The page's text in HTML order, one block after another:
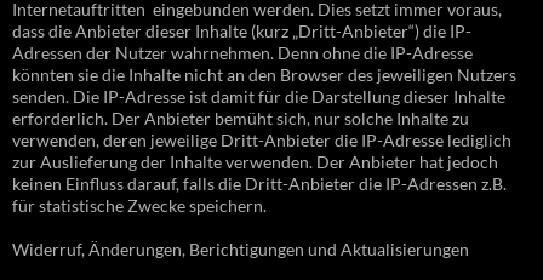
Internetauftritten eingebunden werden. Dies setzt immer voraus,
dass die Anbieter dieser Inhalte (kurz „Dritt-Anbieter“) die IP-
Adressen der Nutzer wahrnehmen. Denn ohne die IP-Adresse
könnten sie die Inhalte nicht an den Browser des jeweiligen Nutzers
senden. Die IP-Adresse ist damit für die Darstellung dieser Inhalte
erforderlich. Der Anbieter bemüht sich, nur solche Inhalte zu
verwenden, deren jeweilige Dritt-Anbieter die IP-Adresse lediglich
zur Auslieferung der Inhalte verwenden. Der Anbieter hat jedoch
keinen Einfluss darauf, falls die Dritt-Anbieter die IP-Adressen z.B.
für statistische Zwecke speichern.
Widerruf, Änderungen, Berichtigungen und Aktualisierungen